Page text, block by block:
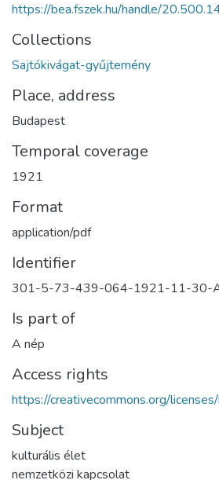
https://bea.fszek.hu/handle/
Collections
Sajtókivágat-gyűjtemény
Place, address
Budapest
Temporal coverage
1921
Format
application/pdf
Identifier
301-5-73-439-064-1921-11-30-
Is part of
A nép
Access rights
https://creativecommons.org/
Subject
kulturális élet
nemzetközi kapcsolat